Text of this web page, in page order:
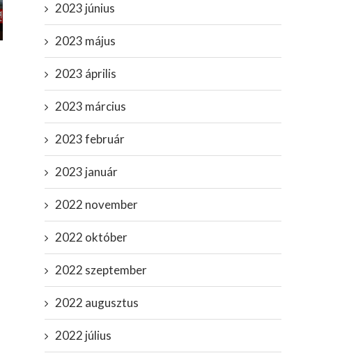
A Gazprom bemondta, itt a vége,
mindenki készüljön...
július 19, 2022
Kijárási korlátozásokat
számára?
2023 június
2023 május
2023 április
2023 március
2023 február
2023 január
2022 november
2022 október
2022 szeptember
2022 augusztus
2022 július